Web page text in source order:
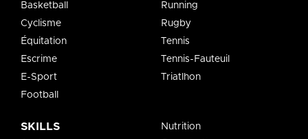
Basketball
Cyclisme
Équitation
Escrime
E-Sport
Football
Running
Rugby
Tennis
Tennis-Fauteuil
Triatlhon
SKILLS
Nutrition